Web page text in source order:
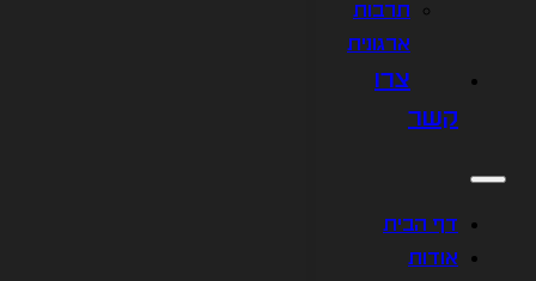
תרבות
ארגונית
צרו
קשר
דף הבית
אודות